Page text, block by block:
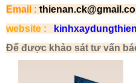
Email :
website :
kinhxaydung
Để được khảo sát tư vấn